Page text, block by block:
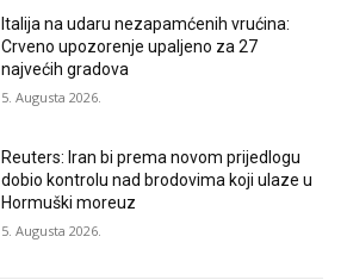
Italija na udaru nezapamćenih vrućina:
Crveno upozorenje upaljeno za 27
najvećih gradova
5. Augusta 2026.
Reuters: Iran bi prema novom prijedlogu
dobio kontrolu nad brodovima koji ulaze u
Hormuški moreuz
5. Augusta 2026.